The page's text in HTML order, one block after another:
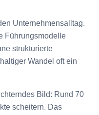
Unternehmensalltag.
Führungsmodelle
strukturierte
Wandel oft ein
Bild: Rund 70
scheitern. Das